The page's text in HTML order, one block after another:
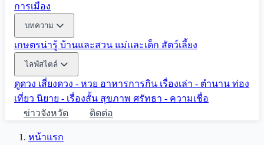
การเมือง
บทความ
เกษตรน่ารู้ บ้านและสวน แม่และเด็ก สัตว์เลี้ยง
ไลฟ์สไตล์
ดูดวง เสี่ยงดวง - หวย อาหารการกิน เรื่องเล่า - ตำนาน ท่อง
เที่ยว นิยาย - เรื่องสั้น สุขภาพ ศรัทธา - ความเชื่อ
ข่าวจังหวัด
ติดต่อ
หน้าแรก